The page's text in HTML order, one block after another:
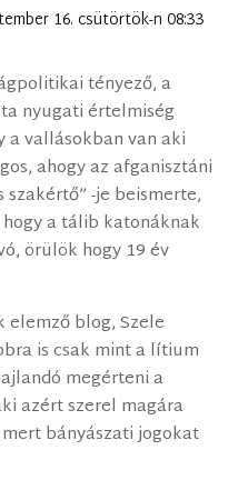
16. csütörtök-n 08:33
tényező, a
nyugati értelmiség
vallásokban van aki
ahogy az afganisztáni
-je beismerte,
a tálib katonáknak
örülök hogy 19 év
elemző blog, Szele
is csak mint a lítium
megérteni a
azért szerel magára
bányászati jogokat